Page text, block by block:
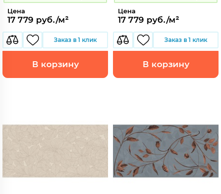
Цена
17 779 руб./м²
Заказ в 1 клик
В корзину
Цена
17 779 руб./м²
Заказ в 1 клик
В корзину